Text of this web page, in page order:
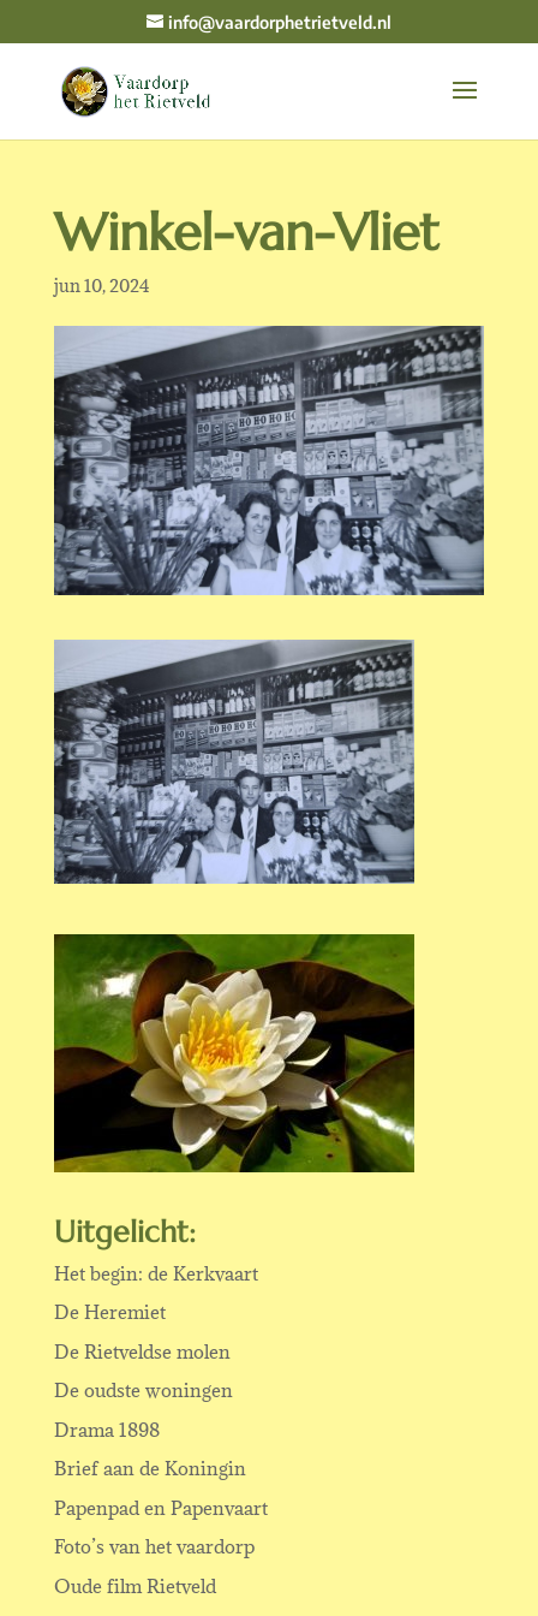
info@vaardorphetrietveld.nl
Winkel-van-Vliet
jun 10, 2024
Uitgelicht:
Het begin: de Kerkvaart
De Heremiet
De Rietveldse molen
De oudste woningen
Drama 1898
Brief aan de Koningin
Papenpad en Papenvaart
Foto’s van het vaardorp
Oude film Rietveld